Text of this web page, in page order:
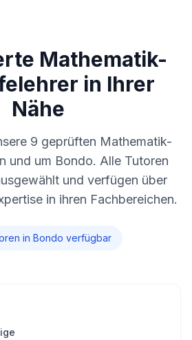
Mathematik-
in Ihrer
Nähe
9 geprüften Mathematik-
und um Bondo. Alle Tutoren
und verfügen über
in ihren Fachbereichen.
en in Bondo verfügbar